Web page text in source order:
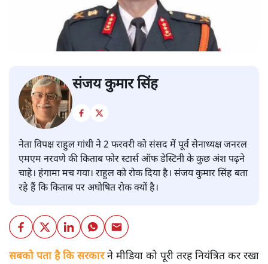
संजय कुमार सिंह
नेता विपक्ष राहुल गांधी ने 2 फरवरी को संसद में पूर्व सेनाध्यक्ष जनरल
एमएम नरवणे की किताब फोर स्टार्स ऑफ डेस्टिनी के कुछ अंश पढ़ने
चाहे। हंगामा मच गया। राहुल को रोक दिया है। संजय कुमार सिंह बता
रहे हैं कि किताब पर अघोषित रोक क्यों है।
सबको पता है कि सरकारने मीडिया को पूरी तरह नियंत्रित कर रखा